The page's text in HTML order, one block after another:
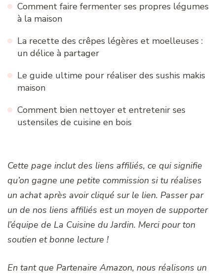
Comment faire fermenter ses propres légumes
à la maison
La recette des crêpes légères et moelleuses :
un délice à partager
Le guide ultime pour réaliser des sushis makis
maison
Comment bien nettoyer et entretenir ses
ustensiles de cuisine en bois
Cette page inclut des liens affiliés, ce qui signifie
qu’on gagne une petite commission si tu réalises
un achat après avoir cliqué sur le lien. Passer par
un de nos liens affiliés est un moyen de supporter
l’équipe de La Cuisine du Jardin. Merci pour ton
soutien et bonne lecture !
En tant que Partenaire Amazon, nous réalisons un